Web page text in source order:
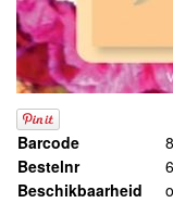
Barcode
Bestelnr
Beschikbaarheid